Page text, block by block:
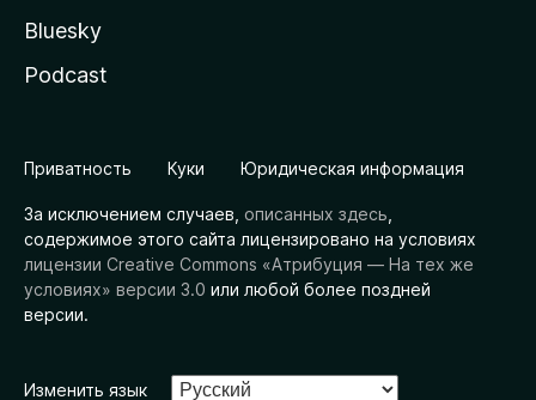
Bluesky
Podcast
Приватность Куки Юридическая информация
За исключением случаев, описанных здесь
содержимое этого сайта лицензировано на условиях
лицензии Creative Commons «Атрибуция — На тех же
условиях» версии 3.0 или любой более поздней
версии.
Изменить язык